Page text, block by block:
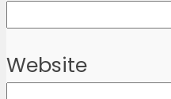
Website